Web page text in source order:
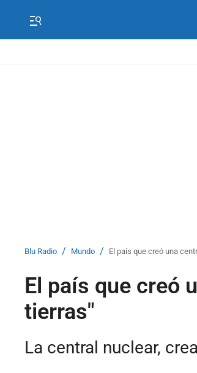
Blu Radio / Mundo / El país que creó una
El país que creó
tierras"
La central nuclear,